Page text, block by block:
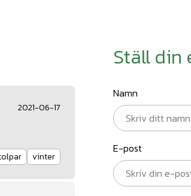
2021-06-17
vinter
Ställ din
Namn
E-post